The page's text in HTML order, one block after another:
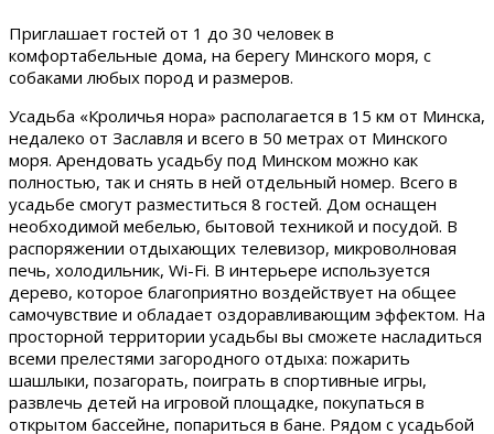
Приглашает гостей от 1 до 30 человек в
комфортабельные дома, на берегу Минского моря, с
собаками любых пород и размеров.
Усадьба «Кроличья нора» располагается в 15 км от Минска,
недалеко от Заславля и всего в 50 метрах от Минского
моря. Арендовать усадьбу под Минском можно как
полностью, так и снять в ней отдельный номер. Всего в
усадьбе смогут разместиться 8 гостей. Дом оснащен
необходимой мебелью, бытовой техникой и посудой. В
распоряжении отдыхающих телевизор, микроволновая
печь, холодильник, Wi-Fi. В интерьере используется
дерево, которое благоприятно воздействует на общее
самочувствие и обладает оздоравливающим эффектом. На
просторной территории усадьбы вы сможете насладиться
всеми прелестями загородного отдыха: пожарить
шашлыки, позагорать, поиграть в спортивные игры,
развлечь детей на игровой площадке, покупаться в
открытом бассейне, попариться в бане. Рядом с усадьбой